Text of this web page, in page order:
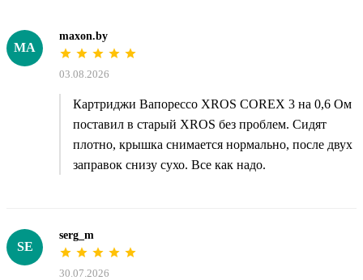
MA
maxon.by
03.08.2026
Картриджи Вапорессо XROS COREX 3 на 0,6 Ом
поставил в старый XROS без проблем. Сидят
плотно, крышка снимается нормально, после двух
заправок снизу сухо. Все как надо.
SE
serg_m
30.07.2026